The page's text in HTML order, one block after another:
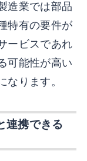
造業では部品
特有の要件が
ービスであれ
可能性が高い
なります。
連携できる